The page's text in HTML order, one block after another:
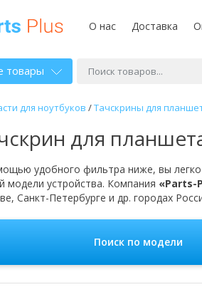
О нас Доставка
товары
для ноутбуков /Тачскрины для
для
удобного фильтра ниже, вы
модели устройства. Компания «Parts-
Санкт-Петербурге и др. городах
Поиск по модели